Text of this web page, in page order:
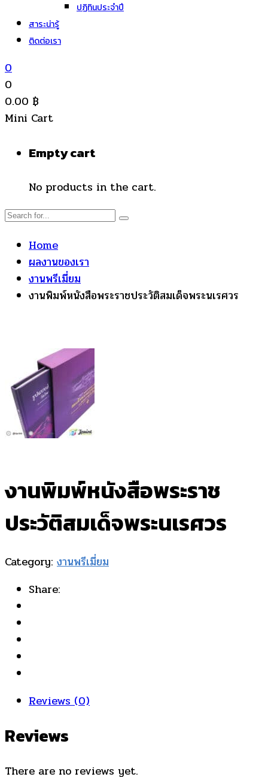
ปฏิทินประจำปี
สาระน่ารู้
ติดต่อเรา
0
0
0.00 ฿
Mini Cart
Empty cart
No products in the cart.
Home
ผลงานของเรา
งานพรีเมี่ยม
งานพิมพ์หนังสือพระราชประวัติสมเด็จพระนเรศวร
งานพิมพ์หนังสือพระราช
ประวัติสมเด็จพระนเรศวร
Category: งานพรีเมี่ยม
Share:
Reviews (0)
Reviews
There are no reviews yet.